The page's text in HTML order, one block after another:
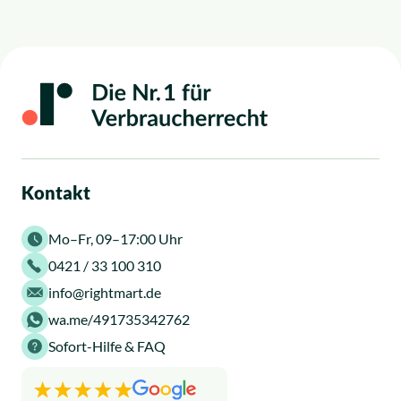
In vielen Fällen ist ein KfW-Kredit aufgrund
niedrigerer Zinsen günstiger.
Kontakt
Mo–Fr, 09–17:00 Uhr
0421 / 33 100 310
info@rightmart.de
wa.me/491735342762
Sofort-Hilfe & FAQ